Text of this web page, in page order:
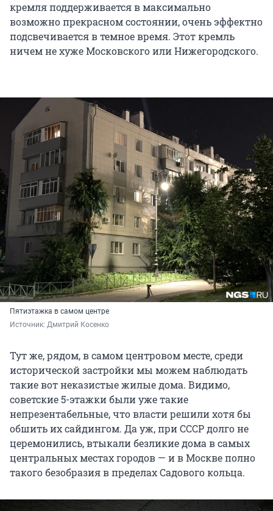
кремля поддерживается в максимально
возможно прекрасном состоянии, очень эффектно
подсвечивается в темное время. Этот кремль
ничем не хуже Московского или Нижегородского.
Пятиэтажка в самом центре
Источник: Дмитрий Косенко
Тут же, рядом, в самом центровом месте, среди
исторической застройки мы можем наблюдать
такие вот неказистые жилые дома. Видимо,
советские 5-этажки были уже такие
непрезентабельные, что власти решили хотя бы
обшить их сайдингом. Да уж, при СССР долго не
церемонились, втыкали безликие дома в самых
центральных местах городов — и в Москве полно
такого безобразия в пределах Садового кольца.